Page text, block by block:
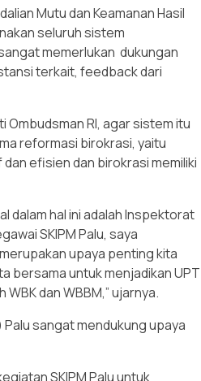
Mutu dan Keamanan Hasil
seluruh sistem
memerlukan dukungan
terkait, feedback dari
RI, agar sistem itu
reformasi birokrasi, yaitu
efisien dan birokrasi memiliki
dalam hal ini adalah Inspektorat
SKIPM Palu, saya
upaya penting kita
bersama untuk menjadikan UPT
dan WBBM,” ujarnya.
sangat mendukung upaya
SKIPM Palu untuk